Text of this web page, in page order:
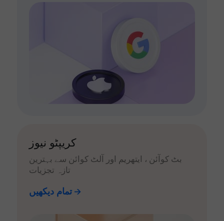
کریپٹو نیوز
بٹ کوآئن ، ایتھریم اور آلٹ کوائن سے بہترین
تازہ تجزیات
تمام دیکھیں